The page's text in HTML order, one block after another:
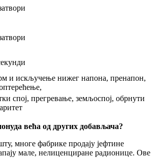
и искључење нижег напона, пренапон,
спој, прегревање, земљоспој, обрнути
већа од других добављача?
многе фабрике продају јефтине
мале, нелиценциране радионице. Ове